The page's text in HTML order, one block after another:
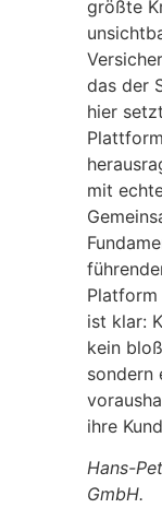
größte
das der
hier
mit
ist klar:
kein
sondern
ihre
Hans-
GmbH.